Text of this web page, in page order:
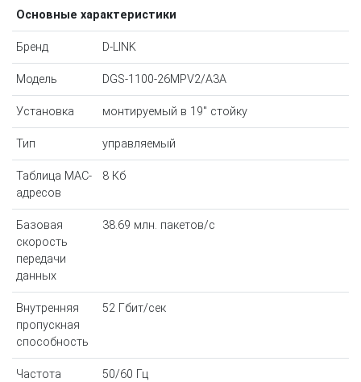
Основные характеристики
Бренд D-LINK
Модель DGS-1100-26MPV2/A3A
Установка монтируемый в 19" стойку
Тип управляемый
Таблица MAC-
адресов
8 Кб
Базовая
скорость
передачи
данных
38.69 млн. пакетов/с
Внутренняя
пропускная
способность
52 Гбит/сек
Частота
50/60 Гц